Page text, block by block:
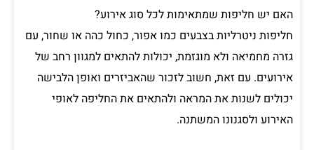
האם יש חליפות שמתאימות לכל סוג אירוע?
חליפות ניטרליות בצבעים כמו אפור, כחול כהה או שחור, עם
גזרה מחמיאה ולא מוגזמת, יכולות להתאים למגוון רחב של
אירועים. עם זאת, חשוב לזכור שהאביזרים ואופן הלבישה
יכולים לשנות את המראה ולהתאים את החליפה לאופי
האירוע ולסגנונו המשתנה.